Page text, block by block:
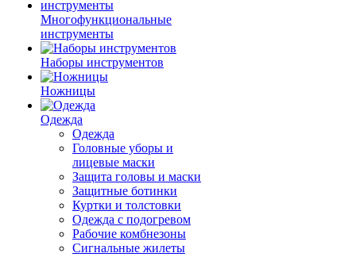
Многофункциональные
инструменты
Наборы инструментов
Ножницы
Одежда
Одежда
Головные уборы и
лицевые маски
Защита головы и маски
Защитные ботинки
Куртки и толстовки
Одежда с подогревом
Рабочие комбнезоны
Сигнальные жилеты